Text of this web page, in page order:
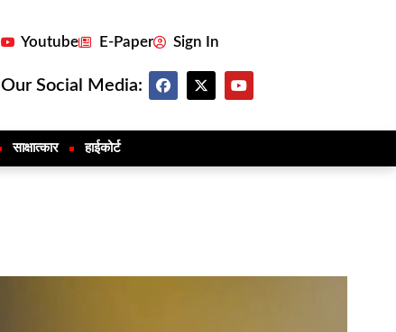
Youtube E-Paper Sign In
Our Social Media:
साक्षात्कार हाईकोर्ट